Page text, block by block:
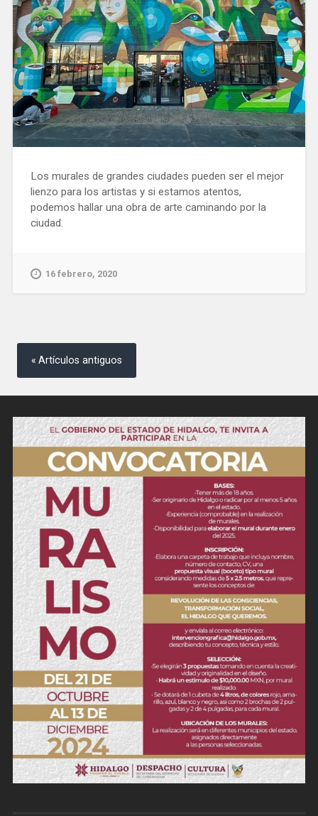
Los murales de grandes ciudades pueden ser el mejor
lienzo para los artistas y si estamos atentos,
podemos hallar una obra de arte caminando por la
ciudad.
16 febrero, 2020
Navegación
Artículos antiguos